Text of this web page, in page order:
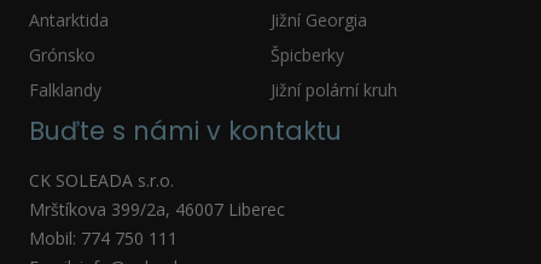
Antarktida
Jižní Georgia
Grónsko
Špicberky
Falklandy
Jižní polární kruh
Buďte s námi v kontaktu
CK SOLEADA s.r.o.
Mrštíkova 399/2a, 46007 Liberec
Mobil: 774 750 111